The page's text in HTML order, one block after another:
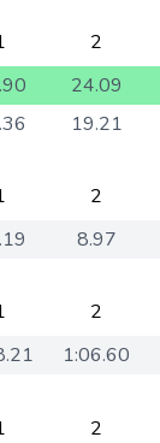
2
24.09
19.21
2
8.97
2
1:06.60
2